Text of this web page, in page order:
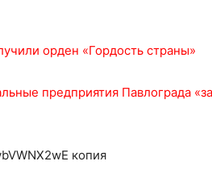
орден «Гордость страны»
предприятия Павлограда